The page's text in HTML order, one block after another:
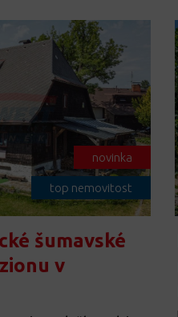
novinka
top nemovitost
šumavské
v